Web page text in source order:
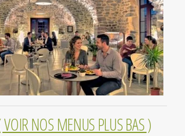
VOIR NOS MENUS PLUS BAS )